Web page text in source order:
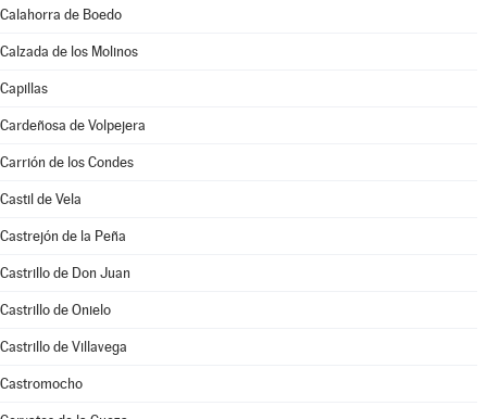
Calahorra de Boedo
Calzada de los Molinos
Capillas
Cardeñosa de Volpejera
Carrión de los Condes
Castil de Vela
Castrejón de la Peña
Castrillo de Don Juan
Castrillo de Onielo
Castrillo de Villavega
Castromocho